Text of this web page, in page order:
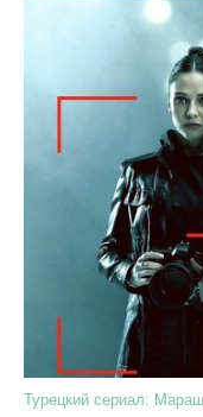
Турецкий сериал: